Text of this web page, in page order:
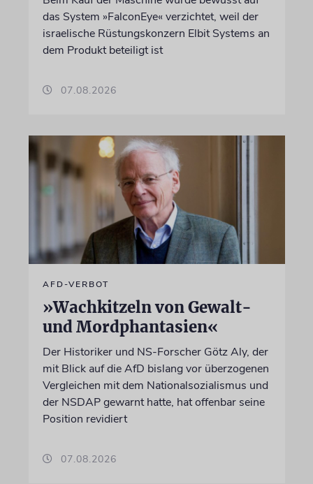
das System »FalconEye« verzichtet, weil der
israelische Rüstungskonzern Elbit Systems an
dem Produkt beteiligt ist
07.08.2026
AFD-VERBOT
»Wachkitzeln von Gewalt-
und Mordphantasien«
Der Historiker und NS-Forscher Götz Aly, der
mit Blick auf die AfD bislang vor überzogenen
Vergleichen mit dem Nationalsozialismus und
der NSDAP gewarnt hatte, hat offenbar seine
Position revidiert
07.08.2026